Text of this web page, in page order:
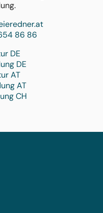
86 86
DE
DE
AT
AT
CH